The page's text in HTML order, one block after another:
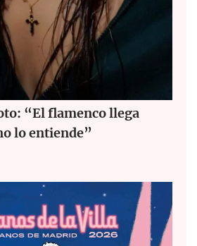
“El flamenco llega
lo entiende”